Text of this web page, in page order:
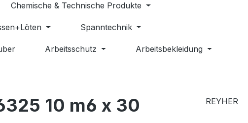
Chemische & Technische Produkte
Spanntechnik
Arbeitsschutz Arbeitsbekleidung
10 m6 x 30
REYHER